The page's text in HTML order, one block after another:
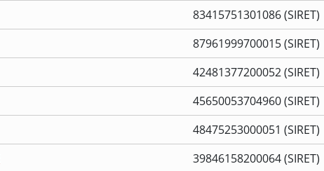
83415751301086 (SIRET)
87961999700015 (SIRET)
42481377200052 (SIRET)
45650053704960 (SIRET)
48475253000051 (SIRET)
39846158200064 (SIRET)